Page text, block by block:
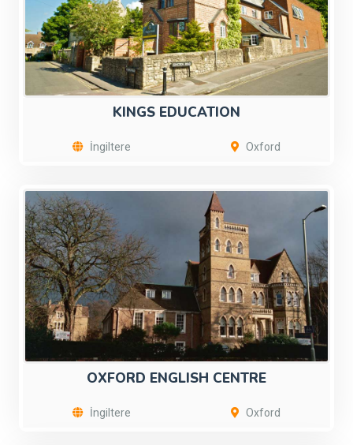
KINGS EDUCATION
İngiltere Oxford
OXFORD ENGLISH CENTRE
İngiltere Oxford